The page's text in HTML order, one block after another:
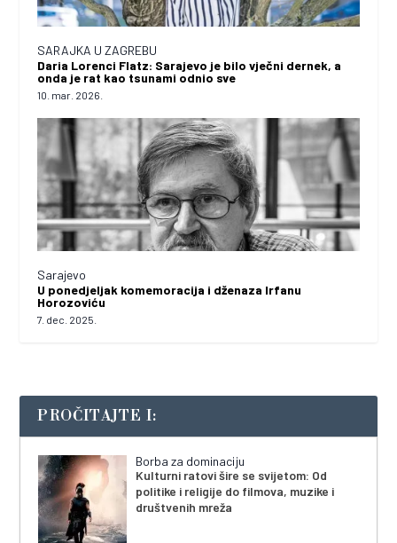
SARAJKA U ZAGREBU
Daria Lorenci Flatz: Sarajevo je bilo vječni dernek, a
onda je rat kao tsunami odnio sve
10. mar. 2026.
Sarajevo
U ponedjeljak komemoracija i dženaza Irfanu
Horozoviću
7. dec. 2025.
PROČITAJTE I:
Borba za dominaciju
Kulturni ratovi šire se svijetom: Od
politike i religije do filmova, muzike i
društvenih mreža